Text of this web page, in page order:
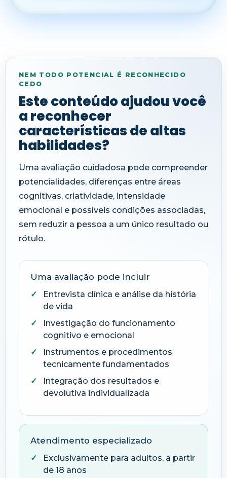
NEM TODO POTENCIAL É RECONHECIDO
CEDO
Este conteúdo ajudou você
a reconhecer
características de altas
habilidades?
Uma avaliação cuidadosa pode compreender
potencialidades, diferenças entre áreas
cognitivas, criatividade, intensidade
emocional e possíveis condições associadas,
sem reduzir a pessoa a um único resultado ou
rótulo.
Uma avaliação pode incluir
Entrevista clínica e análise da história
de vida
Investigação do funcionamento
cognitivo e emocional
Instrumentos e procedimentos
tecnicamente fundamentados
Integração dos resultados e
devolutiva individualizada
Atendimento especializado
Exclusivamente para adultos, a partir
de 18 anos